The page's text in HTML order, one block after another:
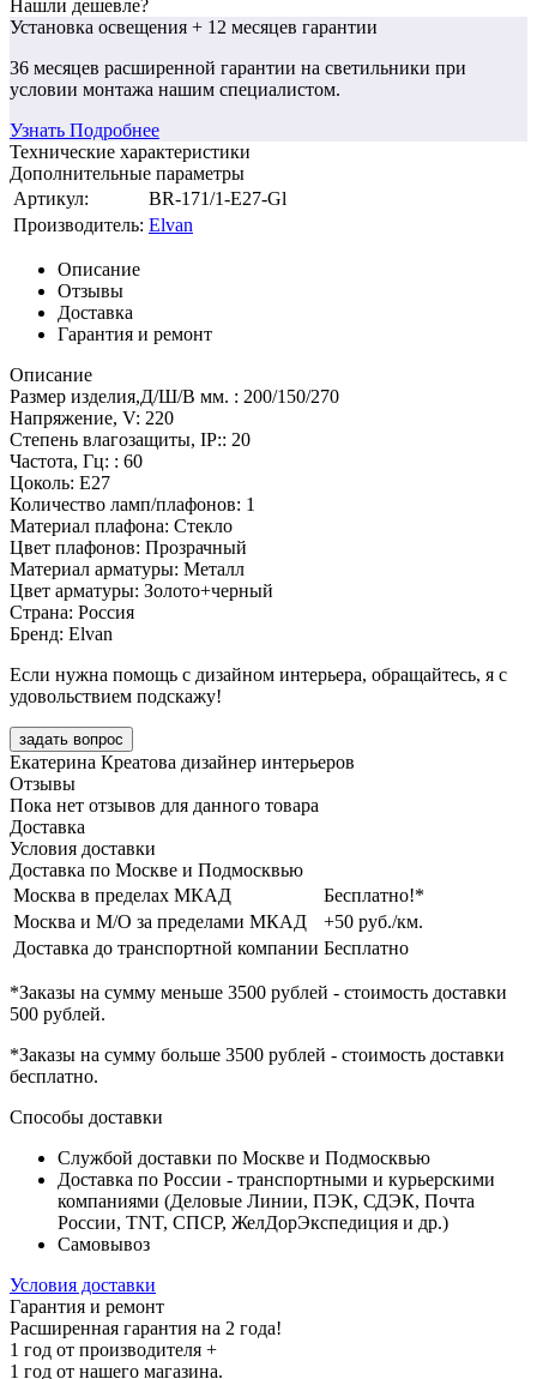
Нашли дешевле?
Установка освещения + 12 месяцев гарантии
36 месяцев расширенной гарантии на светильники при
условии монтажа нашим специалистом.
Узнать Подробнее
Технические характеристики
Дополнительные параметры
Артикул:
BR-171/1-E27-Gl
Производитель: Elvan
Описание
Отзывы
Доставка
Гарантия и ремонт
Описание
Размер изделия,Д/Ш/В мм. : 200/150/270
Напряжение, V: 220
Степень влагозащиты, IP:: 20
Частота, Гц: : 60
Цоколь: E27
Количество ламп/плафонов: 1
Материал плафона: Стекло
Цвет плафонов: Прозрачный
Материал арматуры: Металл
Цвет арматуры: Золото+черный
Страна: Россия
Бренд: Elvan
Если нужна помощь с дизайном интерьера, обращайтесь, я с
удовольствием подскажу!
задать вопрос
Екатерина Креатова дизайнер интерьеров
Отзывы
Пока нет отзывов для данного товара
Доставка
Условия доставки
Доставка по Москве и Подмосквью
Москва в пределах МКАД
Бесплатно!*
Москва и М/О за пределами МКАД
+50 руб./км.
Доставка до транспортной компании Бесплатно
*Заказы на сумму меньше 3500 рублей - стоимость доставки
500 рублей.
*Заказы на сумму больше 3500 рублей - стоимость доставки
бесплатно.
Способы доставки
Службой доставки по Москве и Подмосквью
Доставка по России - транспортными и курьерскими
компаниями (Деловые Линии, ПЭК, СДЭК, Почта
России, TNT, СПСР, ЖелДорЭкспедиция и др.)
Самовывоз
Условия доставки
Гарантия и ремонт
Расширенная гарантия на 2 года!
1 год от производителя +
1 год от нашего магазина.